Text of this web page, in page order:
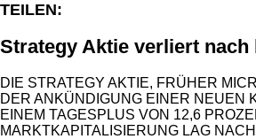
TEILEN:
Strategy Aktie verliert
DIE STRATEGY AKTIE, FRÜHER
DER ANKÜNDIGUNG EINER NEUEN
EINEM TAGESPLUS VON 12,6
MARKTKAPITALISIERUNG LAG